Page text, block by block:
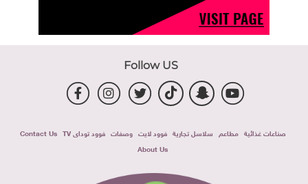
Follow US
صناعات غذائية مطاعم سلاسل تجارية فوود لايت وصفات فوود توداى TV
Contact Us
About Us